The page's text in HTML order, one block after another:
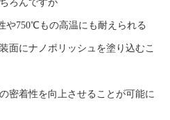
ろんですが
や750℃もの高温にも耐えられる
面にナノポリッシュを塗り込むこ
密着性を向上させることが可能に